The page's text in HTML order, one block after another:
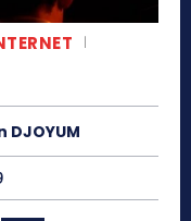
DJOYUM